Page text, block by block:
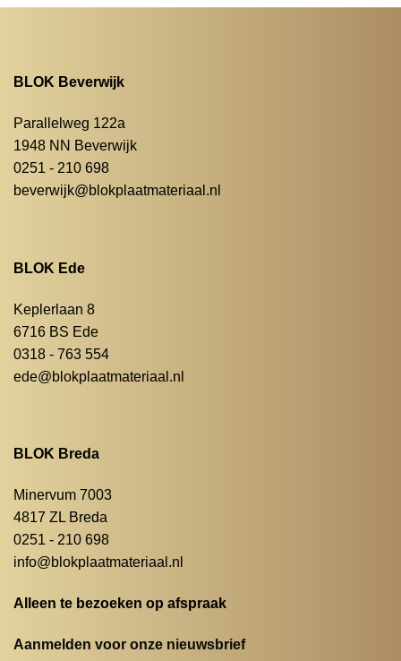
BLOK Beverwijk
Parallelweg 122a
1948 NN Beverwijk
0251 - 210 698
beverwijk@blokplaatmateriaal.nl
BLOK Ede
Keplerlaan 8
6716 BS Ede
0318 - 763 554
ede@blokplaatmateriaal.nl
BLOK Breda
Minervum 7003
4817 ZL Breda
0251 - 210 698
info@blokplaatmateriaal.nl
Alleen te bezoeken op afspraak
Aanmelden voor onze nieuwsbrief